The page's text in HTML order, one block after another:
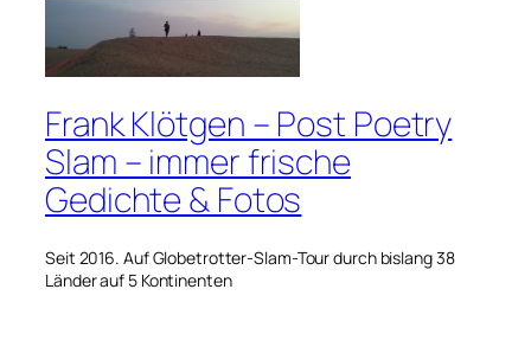
Frank Klötgen – Post Poetry
Slam – immer frische
Gedichte & Fotos
Seit 2016. Auf Globetrotter-Slam-Tour durch bislang 38
Länder auf 5 Kontinenten